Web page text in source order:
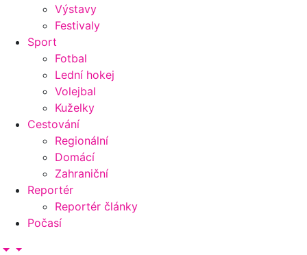
Výstavy
Festivaly
Sport
Fotbal
Lední hokej
Volejbal
Kuželky
Cestování
Regionální
Domácí
Zahraniční
Reportér
Reportér články
Počasí